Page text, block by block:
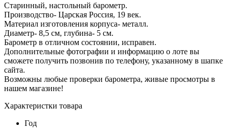
Старинный, настольный барометр.
Производство- Царская Россия, 19 век.
Материал изготовления корпуса- металл.
Диаметр- 8,5 см, глубина- 5 см.
Барометр в отличном состоянии, исправен.
Дополнительные фотографии и информацию о лоте вы
сможете получить позвонив по телефону, указанному в шапке
сайта.
Возможны любые проверки барометра, живые просмотры в
нашем магазине!
Характеристки товара
Год